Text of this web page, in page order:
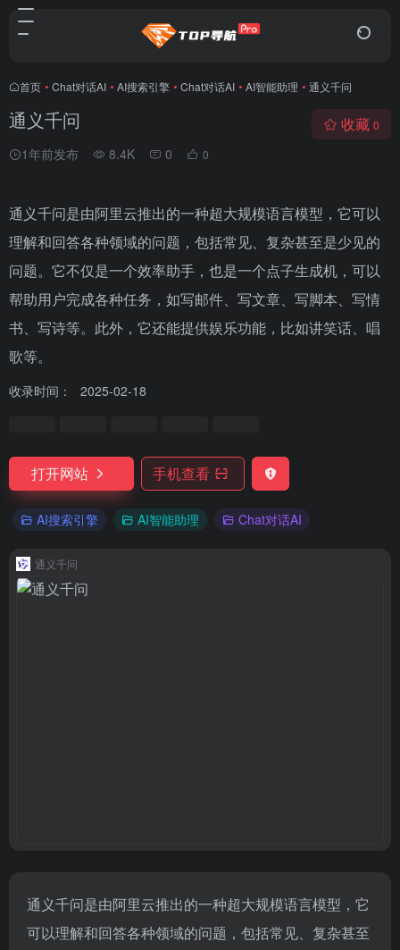
首页 • Chat对话AI • AI搜索引擎 • Chat对话AI • AI智能助理 • 通义千问
通义千问
1年前发布 8.4K 0 0
收藏 0
通义千问是由阿里云推出的一种超大规模语言模型，它可以
理解和回答各种领域的问题，包括常见、复杂甚至是少见的
问题。它不仅是一个效率助手，也是一个点子生成机，可以
帮助用户完成各种任务，如写邮件、写文章、写脚本、写情
书、写诗等。此外，它还能提供娱乐功能，比如讲笑话、唱
歌等。
收录时间： 2025-02-18
打开网站 手机查看
AI搜索引擎 AI智能助理 Chat对话AI
通义千问
通义千问是由阿里云推出的一种超大规模语言模型，它
可以理解和回答各种领域的问题，包括常见、复杂甚至